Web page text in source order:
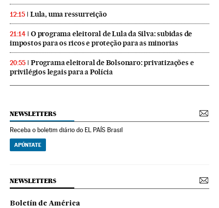
12:15 Lula, uma ressurreição
21:14
O programa eleitoral de Lula da Silva: subidas de
impostos para os ricos e proteção para as minorias
20:55
Programa eleitoral de Bolsonaro: privatizações e
privilégios legais para a Polícia
NEWSLETTERS
Receba o boletim diário do EL PAÍS Brasil
APÚNTATE
NEWSLETTERS
Boletín de América